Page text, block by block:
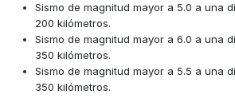
Sismo de magnitud mayor a 5.0 a una
200 kilómetros.
Sismo de magnitud mayor a 6.0 a una
350 kilómetros.
Sismo de magnitud mayor a 5.5 a una
350 kilómetros.